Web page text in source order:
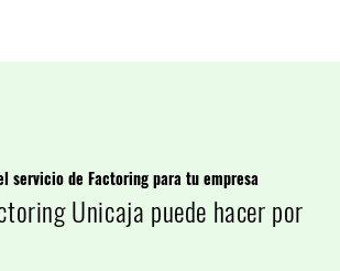
servicio de Factoring para tu empresa
Unicaja puede hacer por